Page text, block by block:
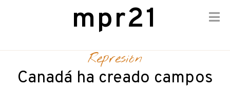
content
mpr21
Represión
Canadá ha creado campos